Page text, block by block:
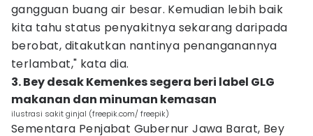
gangguan buang air besar. Kemudian lebih baik
kita tahu status penyakitnya sekarang daripada
berobat, ditakutkan nantinya penanganannya
terlambat," kata dia.
3. Bey desak Kemenkes segera beri label GLG
makanan dan minuman kemasan
ilustrasi sakit ginjal (freepik.com/ freepik)
Sementara Penjabat Gubernur Jawa Barat, Bey